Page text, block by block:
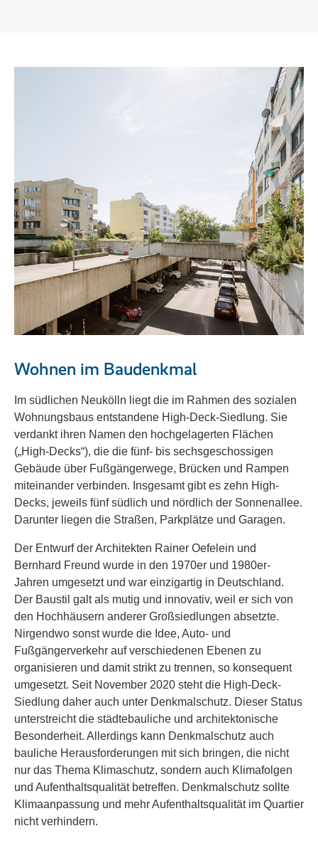
Wohnen im Baudenkmal
Im südlichen Neukölln liegt die im Rahmen des sozialen
Wohnungsbaus entstandene High-Deck-Siedlung. Sie
verdankt ihren Namen den hochgelagerten Flächen
(„High-Decks“), die die fünf- bis sechsgeschossigen
Gebäude über Fußgängerwege, Brücken und Rampen
miteinander verbinden. Insgesamt gibt es zehn High-
Decks, jeweils fünf südlich und nördlich der Sonnenallee.
Darunter liegen die Straßen, Parkplätze und Garagen.
Der Entwurf der Architekten Rainer Oefelein und
Bernhard Freund wurde in den 1970er und 1980er-
Jahren umgesetzt und war einzigartig in Deutschland.
Der Baustil galt als mutig und innovativ, weil er sich von
den Hochhäusern anderer Großsiedlungen absetzte.
Nirgendwo sonst wurde die Idee, Auto- und
Fußgängerverkehr auf verschiedenen Ebenen zu
organisieren und damit strikt zu trennen, so konsequent
umgesetzt. Seit November 2020 steht die High-Deck-
Siedlung daher auch unter Denkmalschutz. Dieser Status
unterstreicht die städtebauliche und architektonische
Besonderheit. Allerdings kann Denkmalschutz auch
bauliche Herausforderungen mit sich bringen, die nicht
nur das Thema Klimaschutz, sondern auch Klimafolgen
und Aufenthaltsqualität betreffen. Denkmalschutz sollte
Klimaanpassung und mehr Aufenthaltsqualität im Quartier
nicht verhindern.